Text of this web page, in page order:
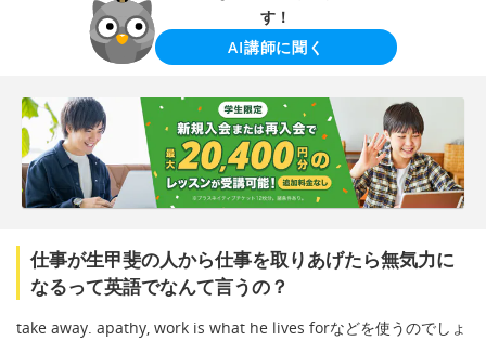
す！
AI講師に聞く
仕事が生甲斐の人から仕事を取りあげたら無気力に
なるって英語でなんて言うの？
take away. apathy, work is what he lives forなどを使うのでしょ